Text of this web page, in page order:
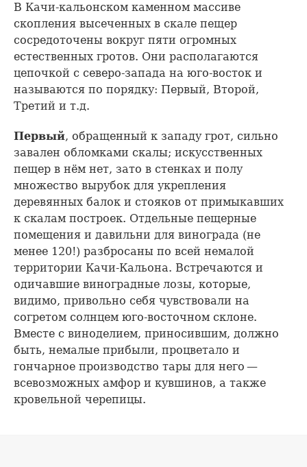
В Качи-кальонском каменном массиве
скопления высеченных в скале пещер
сосредоточены вокруг пяти огромных
естественных гротов. Они располагаются
цепочкой с северо-запада на юго-восток и
называются по порядку: Первый, Второй,
Третий и т.д.
Первый, обращенный к западу грот, сильно
завален обломками скалы; искусственных
пещер в нём нет, зато в стенках и полу
множество вырубок для укрепления
деревянных балок и стояков от примыкавших
к скалам построек. Отдельные пещерные
помещения и давильни для винограда (не
менее 120!) разбросаны по всей немалой
территории Качи-Кальона. Встречаются и
одичавшие виноградные лозы, которые,
видимо, привольно себя чувствовали на
согретом солнцем юго-восточном склоне.
Вместе с виноделием, приносившим, должно
быть, немалые прибыли, процветало и
гончарное производство тары для него —
всевозможных амфор и кувшинов, а также
кровельной черепицы.